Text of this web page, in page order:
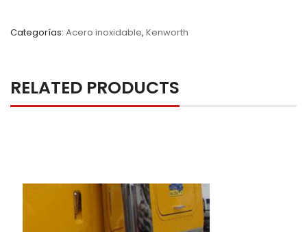
Categorías: Acero inoxidable, Kenworth
RELATED PRODUCTS